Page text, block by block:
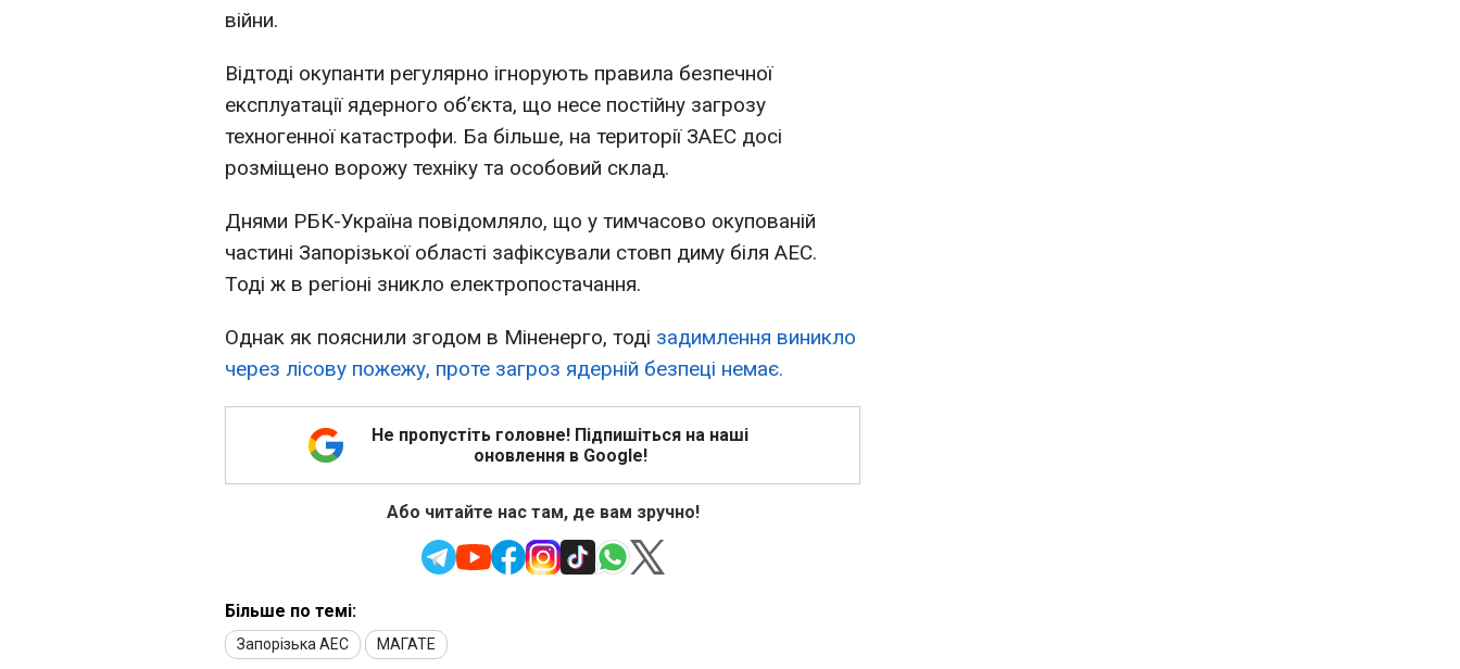
війни.
Відтоді окупанти регулярно ігнорують правила безпечної
експлуатації ядерного об’єкта, що несе постійну загрозу
техногенної катастрофи. Ба більше, на території ЗАЕС досі
розміщено ворожу техніку та особовий склад.
Днями РБК-Україна повідомляло, що у тимчасово окупованій
частині Запорізької області зафіксували стовп диму біля АЕС.
Тоді ж в регіоні зникло електропостачання.
Однак як пояснили згодом в Міненерго, тоді задимлення виникло
через лісову пожежу, проте загроз ядерній безпеці немає.
Не пропустіть головне! Підпишіться на наші
оновлення в Google!
Або читайте нас там, де вам зручно!
Більше по темі:
Запорізька АЕС МАГАТЕ